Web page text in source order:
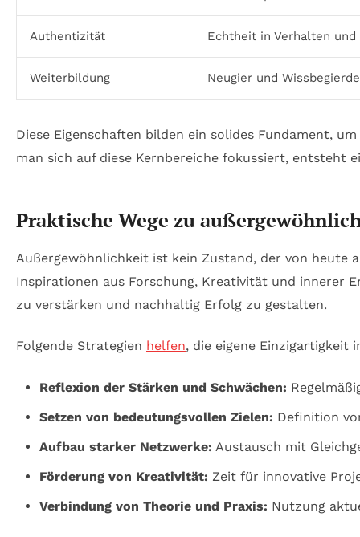
Authentizität Echtheit in Verhalten
Weiterbildung Neugier und
Diese Eigenschaften bilden ein solides Fundament,
man sich auf diese Kernbereiche fokussiert, entsteht
Praktische Wege zu
Außergewöhnlichkeit ist kein Zustand, der von heute
Inspirationen aus Forschung, Kreativität und innerer
zu verstärken und nachhaltig Erfolg zu gestalten.
Folgende Strategien helfen, die eigene Einzigartigkeit
Reflexion der Stärken und Schwächen:
Setzen von bedeutungsvollen Zielen: Definition
Aufbau starker Netzwerke: Austausch mit
Förderung von Kreativität: Zeit für innovative
Verbindung von Theorie und Praxis: Nutzung